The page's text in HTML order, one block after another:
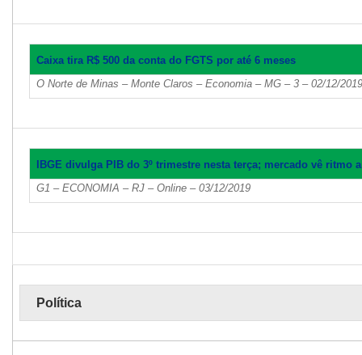
Caixa tira R$ 500 da conta do FGTS por até 6 meses
O Norte de Minas – Monte Claros – Economia – MG – 3 – 02/12/2019
IBGE divulga PIB do 3º trimestre nesta terça; mercado vê ritmo
G1 – ECONOMIA – RJ – Online – 03/12/2019
Política